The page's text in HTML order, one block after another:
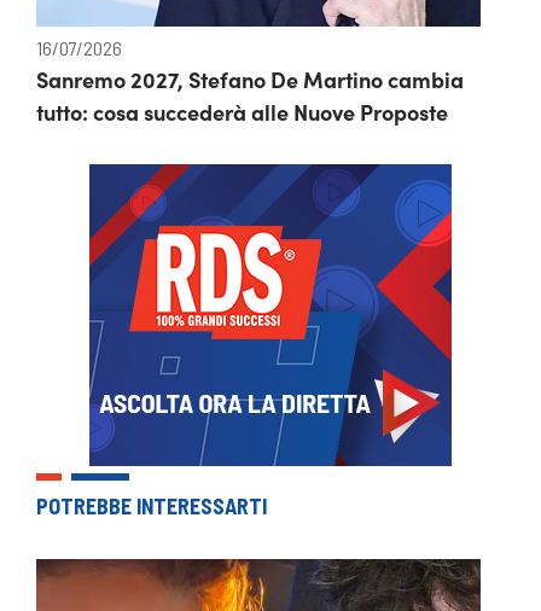
16/07/2026
Sanremo 2027, Stefano De Martino cambia
tutto: cosa succederà alle Nuove Proposte
POTREBBE INTERESSARTI